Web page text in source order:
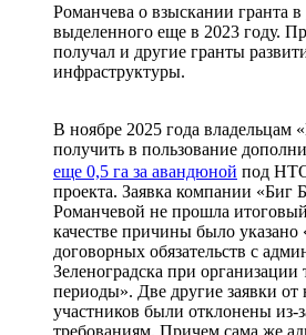
Романчева о взыскании гранта в
выделенного еще в 2023 году.
получал и другие гранты
инфраструктуры.
В ноябре 2025 года владельцам
получить в пользование
еще 0,5 га за авандюной под
проекта. Заявка компании «Биг
Романчевой не прошла
качестве причины было
договорных обязательств с
Зеленоградска при
периоды». Две другие заявки от
участников были отклонены из-
требованиям. Причем сама же